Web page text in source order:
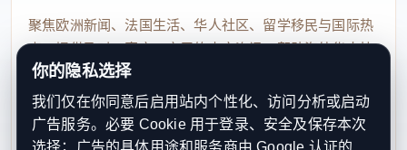
聚焦欧洲新闻、法国生活、华人社区、留学移民与国际热
点，提供及时、真实、实用的中文资讯，帮助海外华人快
速了解欧洲动态。
contact@xinouzhou.com
服务支持、版权与合作：工作日优先处理站务、投稿与权
你的隐私选择
我们仅在你同意后启用站内个性化、访问分析或启动
广告服务。必要 Cookie 用于登录、安全及保存本次
选择；广告的具体用途和服务商由 Google 认证的